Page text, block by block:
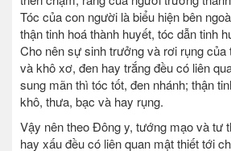
Tóc của con người là biểu hiện bên
thận tinh hoá thành huyết, tóc dẫn tinh
Cho nên sự sinh trưởng và rơi rụng
và khô xơ, đen hay trắng đều có liên
sung mãn thì tóc tốt, đen nhánh; thận
khô, thưa, bạc và hay rụng.
Vậy nên theo Đông y, tướng mạo và tư
hay xấu đều có liên quan mật thiết tới